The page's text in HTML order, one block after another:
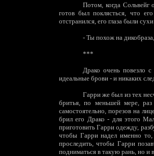
Потом, когда Сольвейг
готов был поклясться, что
отстранился, его глаза были
- Ты похож на
***
Драко очень повезло
идеальные брови - и никаких
Гарри же был из тех
бритья, по меньшей мере,
самостоятельно, порезов на
брил его Драко - для этого
приготовить Гарри одежду,
чтобы Гарри надел именно
проследить, чтобы Гарри
подниматься в такую рань, но и